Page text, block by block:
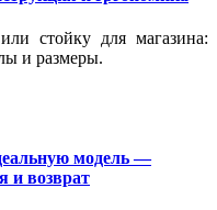
стойку для магазина:
и размеры.
модель —
и возврат